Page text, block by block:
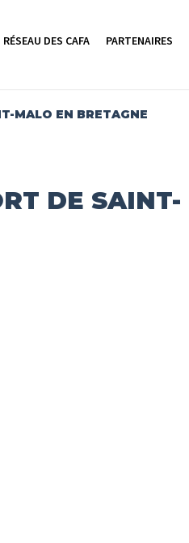
RÉSEAU DES CAFA PARTENAIRES
MALO EN BRETAGNE
DE SAINT-